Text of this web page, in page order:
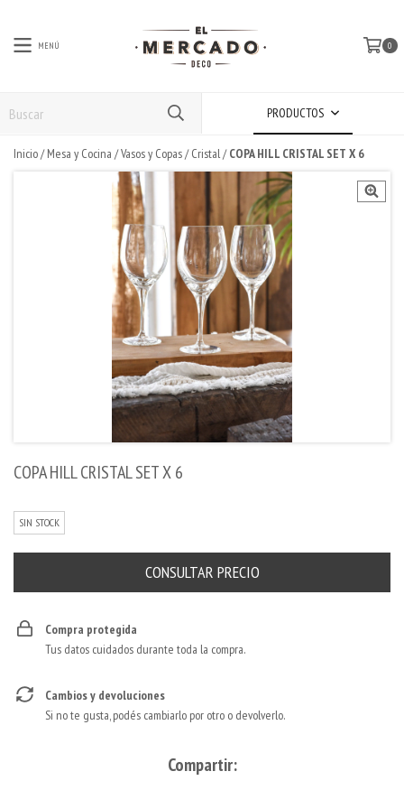
MENÚ 0
PRODUCTOS
Inicio/ Mesa y Cocina /Vasos y Copas/ Cristal/ COPA HILL CRISTAL SET X 6
COPA HILL CRISTAL SET X 6
SIN STOCK
Compra protegida
Tus datos cuidados durante toda la compra.
Cambios y devoluciones
Si no te gusta, podés cambiarlo por otro o devolverlo.
Compartir: